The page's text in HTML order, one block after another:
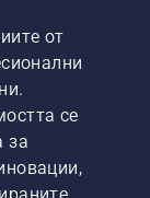
от
се
за